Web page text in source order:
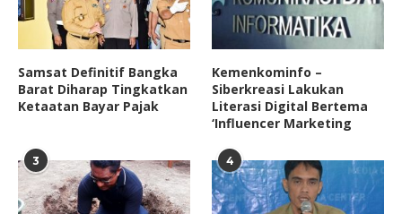
Samsat Definitif Bangka
Barat Diharap Tingkatkan
Ketaatan Bayar Pajak
Kemenkominfo –
Siberkreasi Lakukan
Literasi Digital Bertema
‘Influencer Marketing
3 4